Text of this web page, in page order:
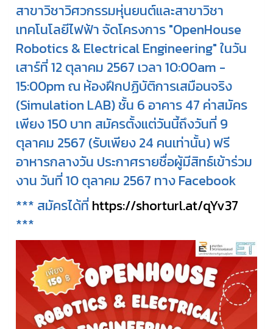
สาขาวิชาวิศวกรรมหุ่นยนต์และสาขาวิชา
เทคโนโลยีไฟฟ้า จัดโครงการ "OpenHouse
Robotics & Electrical Engineering" ในวัน
เสาร์ที่ 12 ตุลาคม 2567 เวลา 10:00am -
15:00pm ณ ห้องฝึกปฏิบัติการเสมือนจริง
(Simulation LAB) ชั้น 6 อาคาร 47 ค่าสมัคร
เพียง 150 บาท สมัครตั้งแต่วันนี้ถึงวันที่ 9
ตุลาคม 2567 (รับเพียง 24 คนเท่านั้น) ฟรี
อาหารกลางวัน ประกาศรายชื่อผู้มีสิทธ์เข้าร่วม
งาน วันที่ 10 ตุลาคม 2567 ทาง Facebook
*** สมัครได้ที่https://shorturl.at/qYv37
***